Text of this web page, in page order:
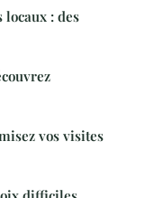
locaux : des
vos visites